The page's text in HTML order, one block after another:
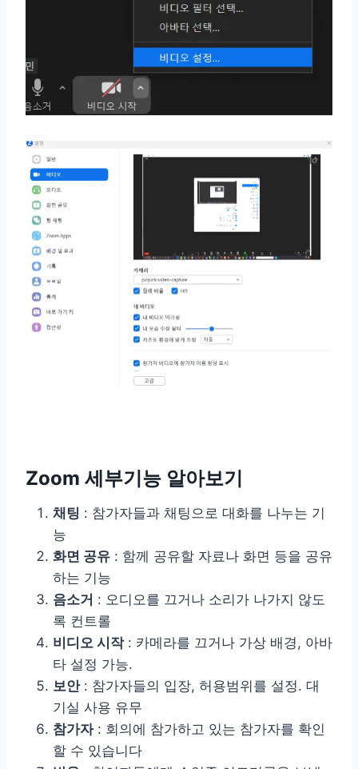
Zoom 세부기능 알아보기
채팅 : 참가자들과 채팅으로 대화를 나누는 기
능
화면 공유 : 함께 공유할 자료나 화면 등을 공유
하는 기능
음소거 : 오디오를 끄거나 소리가 나가지 않도
록 컨트롤
비디오 시작: 카메라를 끄거나 가상 배경, 아바
타 설정 가능.
보안: 참가자들의 입장, 허용범위를 설정. 대
기실 사용 유무
참가자: 회의에 참가하고 있는 참가자를 확인
할 수 있습니다